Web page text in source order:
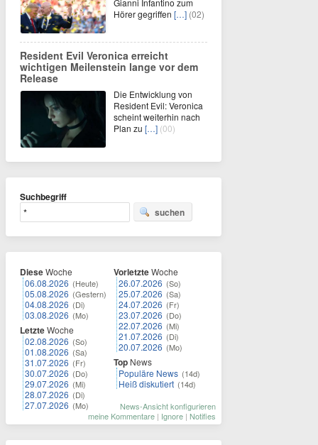
Gianni Infantino zum
Hörer gegriffen […] (02)
Resident Evil Veronica erreicht
wichtigen Meilenstein lange vor dem
Release
Die Entwicklung von
Resident Evil: Veronica
scheint weiterhin nach
Plan zu […] (00)
Suchbegriff
suchen
DieseWoche
06.08.2026 (Heute)
05.08.2026 (Gestern)
04.08.2026 (Di)
03.08.2026 (Mo)
LetzteWoche
02.08.2026 (So)
01.08.2026 (Sa)
31.07.2026 (Fr)
30.07.2026 (Do)
29.07.2026 (Mi)
28.07.2026 (Di)
27.07.2026 (Mo)
VorletzteWoche
26.07.2026 (So)
25.07.2026 (Sa)
24.07.2026 (Fr)
23.07.2026 (Do)
22.07.2026 (Mi)
21.07.2026 (Di)
20.07.2026 (Mo)
Top News
Populäre News (14d)
Heiß diskutiert (14d)
News-Ansicht konfigurieren
meine Kommentare | Ignore | Notifies